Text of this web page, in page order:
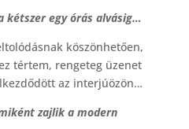
kétszer egy órás alvásig…
köszönhetően,
tértem, rengeteg üzenet
az interjúözön…
zajlik a modern